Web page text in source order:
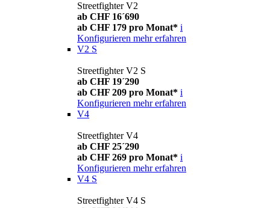
Streetfighter V2
ab CHF 16´690
ab CHF 179 pro Monat* i
Konfigurieren mehr erfahren
V2 S
Streetfighter V2 S
ab CHF 19´290
ab CHF 209 pro Monat* i
Konfigurieren mehr erfahren
V4
Streetfighter V4
ab CHF 25´290
ab CHF 269 pro Monat* i
Konfigurieren mehr erfahren
V4 S
Streetfighter V4 S